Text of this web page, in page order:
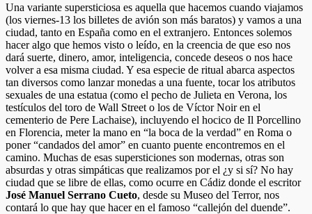
Una variante supersticiosa es aquella que hacemos cuando viajamos
(los viernes-13 los billetes de avión son más baratos) y vamos a una
ciudad, tanto en España como en el extranjero. Entonces solemos
hacer algo que hemos visto o leído, en la creencia de que eso nos
dará suerte, dinero, amor, inteligencia, concede deseos o nos hace
volver a esa misma ciudad. Y esa especie de ritual abarca aspectos
tan diversos como lanzar monedas a una fuente, tocar los atributos
sexuales de una estatua (como el pecho de Julieta en Verona, los
testículos del toro de Wall Street o los de Víctor Noir en el
cementerio de Pere Lachaise), incluyendo el hocico de Il Porcellino
en Florencia, meter la mano en “la boca de la verdad” en Roma o
poner “candados del amor” en cuanto puente encontremos en el
camino. Muchas de esas supersticiones son modernas, otras son
absurdas y otras simpáticas que realizamos por el ¿y si sí? No hay
ciudad que se libre de ellas, como ocurre en Cádiz donde el escritor
José Manuel Serrano Cueto, desde su Museo del Terror, nos
contará lo que hay que hacer en el famoso “callejón del duende”.